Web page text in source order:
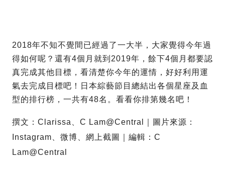
2018年不知不覺間已經過了一大半，大家覺得今年過
得如何呢？還有4個月就到2019年，餘下4個月都要認
真完成其他目標，看清楚你今年的運情，好好利用運
氣去完成目標吧！日本綜藝節目總結出各個星座及血
型的排行榜，一共有48名。看看你排第幾名吧！
撰文：Clarissa、C Lam@Central｜圖片來源：
Instagram、微博、網上截圖｜編輯：C
Lam@Central